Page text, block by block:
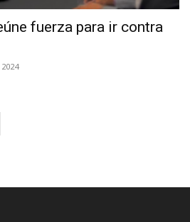
fuerza para ir contra
2024